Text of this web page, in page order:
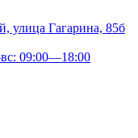
улица Гагарина, 85б
09:00—18:00